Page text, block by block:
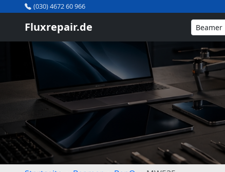
(030) 4672 60 966
Fluxrepair.de